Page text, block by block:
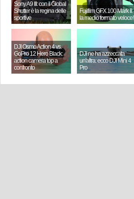
Sony A9 III: con il Global
Shutter è la regina delle
sportive
Fujifilm GFX 100 Mark II:
la medio formato veloce!
DJI Osmo Action 4 vs.
GoPro 12 Hero Black:
action camera top a
confronto
DJI ne ha azzeccata
un'altra: ecco DJI Mini 4
Pro